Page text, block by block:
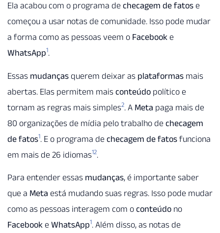
Ela acabou com o programa de checagem de fatos e
começou a usar notas de comunidade. Isso pode mudar
a forma como as pessoas veem o Facebook e
WhatsApp1.
Essas mudanças querem deixar as plataformas mais
abertas. Elas permitem mais conteúdo político e
tornam as regras mais simples2. A Meta paga mais de
80 organizações de mídia pelo trabalho de checagem
de fatos1. E o programa de checagem de fatos funciona
em mais de 26 idiomas12.
Para entender essas mudanças, é importante saber
que a Meta está mudando suas regras. Isso pode mudar
como as pessoas interagem com o conteúdo no
Facebook e WhatsApp1. Além disso, as notas de